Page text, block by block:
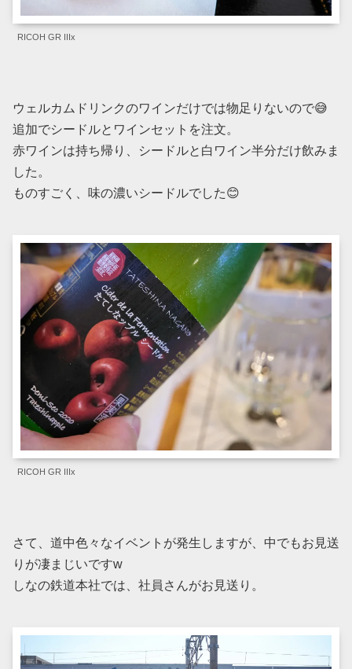
RICOH GR IIIx
ウェルカムドリンクのワインだけでは物足りないので😅
追加でシードルとワインセットを注文。
赤ワインは持ち帰り、シードルと白ワイン半分だけ飲みま
した。
ものすごく、味の濃いシードルでした😊
RICOH GR IIIx
さて、道中色々なイベントが発生しますが、中でもお見送
りが凄まじいですw
しなの鉄道本社では、社員さんがお見送り。